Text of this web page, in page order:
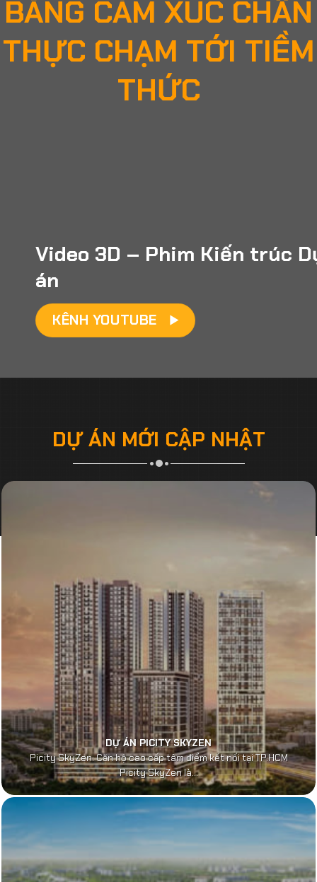
BẰNG CẢM XÚC CHÂN
THỰC CHẠM TỚI TIỀM
THỨC
Video 3D – Phim Kiến trúc
án
KÊNH YOUTUBE
DỰ ÁN MỚI CẬP NHẬT
DỰ ÁN PICITY SKYZEN
Picity SkyZen: Căn hộ cao cấp tâm điểm kết nối tại TP.HCM
Picity SkyZen là...